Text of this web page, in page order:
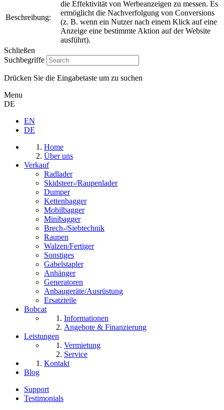
Beschreibung:
die Effektivität von Werbeanzeigen zu messen. Es
ermöglicht die Nachverfolgung von Conversions
(z. B. wenn ein Nutzer nach einem Klick auf eine
Anzeige eine bestimmte Aktion auf der Website
ausführt).
Schließen
Suchbegriffe
Drücken Sie die Eingabetaste um zu suchen
Menu
DE
EN
DE
Home
Über uns
Verkauf
Radlader
Skidsteer-/Raupenlader
Dumper
Kettenbagger
Mobilbagger
Minibagger
Brech-/Siebtechnik
Raupen
Walzen/Fertiger
Sonstiges
Gabelstapler
Anhänger
Generatoren
Anbaugeräte/Ausrüstung
Ersatzteile
Bobcat
Informationen
Angebote & Finanzierung
Leistungen
Vermietung
Service
Kontakt
Blog
Support
Testimonials